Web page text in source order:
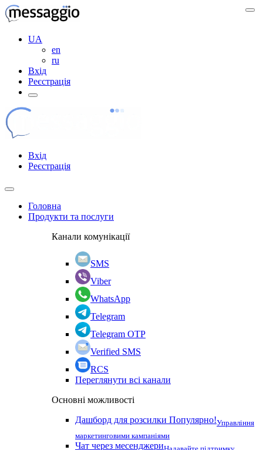
UA
en
ru
Вхід
Реєстрація
Вхід
Реєстрація
Головна
Продукти та послуги
Канали комунікації
SMS
Viber
WhatsApp
Telegram
Telegram OTP
Verified SMS
RCS
Переглянути всі канали
Основні можливості
Дашборд для розсилки Популярно!Управління
маркетинговими кампаніями
Чат через месенджери